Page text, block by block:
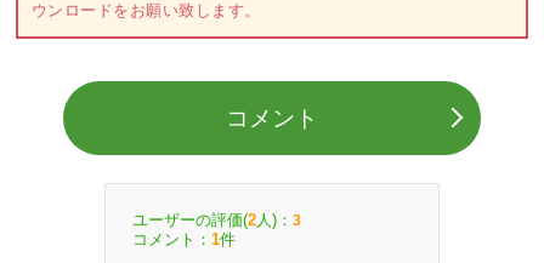
ウンロードをお願い致します。
コメント
ユーザーの評価(2 人)： 3
コメント： 1件